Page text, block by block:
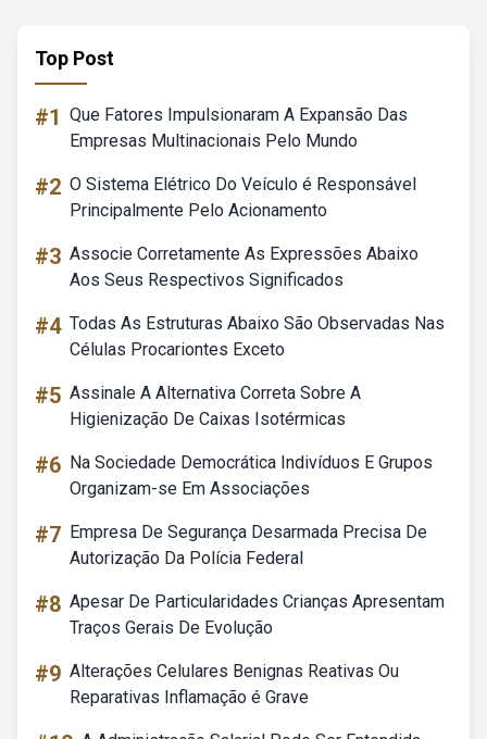
Top Post
#1 Que Fatores Impulsionaram A Expansão Das
Empresas Multinacionais Pelo Mundo
#2 O Sistema Elétrico Do Veículo é Responsável
Principalmente Pelo Acionamento
#3 Associe Corretamente As Expressões Abaixo
Aos Seus Respectivos Significados
#4 Todas As Estruturas Abaixo São Observadas Nas
Células Procariontes Exceto
#5 Assinale A Alternativa Correta Sobre A
Higienização De Caixas Isotérmicas
#6 Na Sociedade Democrática Indivíduos E Grupos
Organizam-se Em Associações
#7 Empresa De Segurança Desarmada Precisa De
Autorização Da Polícia Federal
#8 Apesar De Particularidades Crianças Apresentam
Traços Gerais De Evolução
#9 Alterações Celulares Benignas Reativas Ou
Reparativas Inflamação é Grave